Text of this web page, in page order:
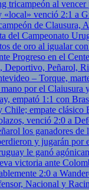
tricampeón al vencer
venció 2:1 a
de Clausura,
del Campeonato
de oro al igualar
Progreso en el
Deportivo, Peñarol,
– Torque,
por el Claiusura
empató 1:1 con
Chile; empate clásico
venció 2:0 a
los ganadores de
y jugarán por
le ganó
victoria ante
2:0 a
Nacional y